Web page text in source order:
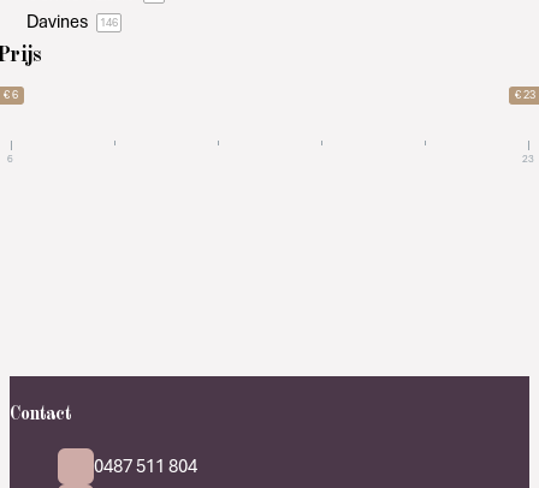
Davines 146
€ 6 € 23
6 23
Contact
0487 511 804